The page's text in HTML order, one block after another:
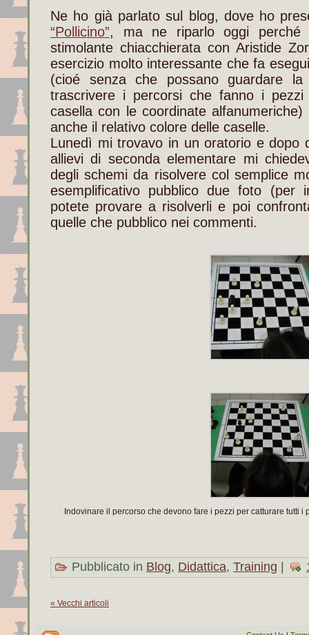
Ne ho già parlato sul blog, dove ho
“Pollicino”, ma ne riparlo oggi perché
stimolante chiacchierata con Aristide
esercizio molto interessante che fa
(cioé senza che possano guardare la
trascrivere i percorsi che fanno i
casella con le coordinate
anche il relativo colore delle caselle.
Lunedì mi trovavo in un oratorio e dopo
allievi di seconda elementare mi
degli schemi da risolvere col semplice
esemplificativo pubblico due foto (per
potete provare a risolverli e poi
quelle che pubblico nei commenti.
Indovinare il percorso che devono fare i pezzi per catturare tutti i
Pubblicato in Blog, Didattica, Training
« Vecchi articoli